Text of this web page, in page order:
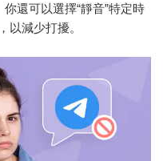
還可以選擇“靜音”特定時
以減少打擾。